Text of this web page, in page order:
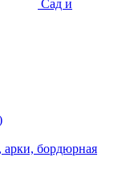
Сад и
арки, бордюрная